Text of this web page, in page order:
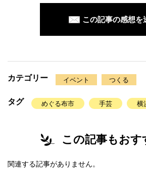
この記事の感想を
カテゴリー イベント つくる
タグ めぐる布市 手芸 横
この記事もおす
関連する記事がありません。